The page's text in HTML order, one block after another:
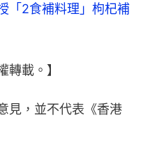
「2食補料理」枸杞補
轉載。】
見，並不代表《香港